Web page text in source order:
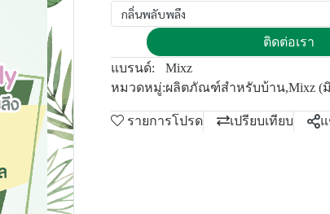
กลิ่นพลับพลึง
ติดต่อเรา
แบรนด์:
Mixz
หมวดหมู่:ผลิตภัณฑ์สำหรับบ้าน,Mixz (
รายการโปรด เปรียบเทียบ